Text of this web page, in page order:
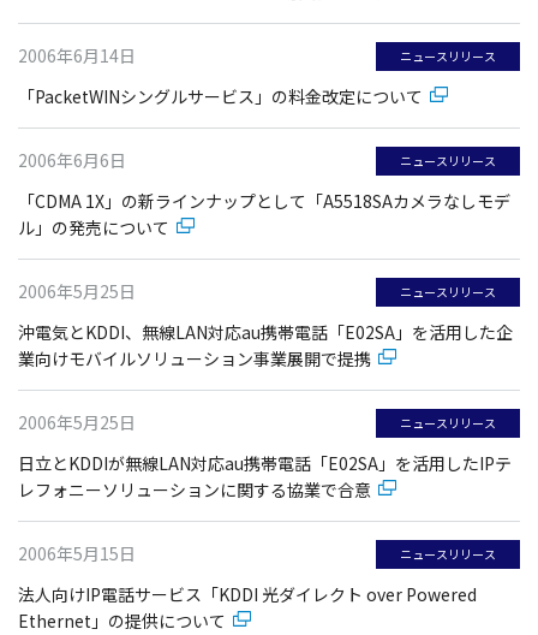
2006年6月14日 ニュースリリース
「PacketWINシングルサービス」の料金改定について
2006年6月6日 ニュースリリース
「CDMA 1X」の新ラインナップとして「A5518SAカメラなしモデ
ル」の発売について
2006年5月25日 ニュースリリース
沖電気とKDDI、無線LAN対応au携帯電話「E02SA」を活用した企
業向けモバイルソリューション事業展開で提携
2006年5月25日 ニュースリリース
日立とKDDIが無線LAN対応au携帯電話「E02SA」を活用したIPテ
レフォニーソリューションに関する協業で合意
2006年5月15日 ニュースリリース
法人向けIP電話サービス「KDDI 光ダイレクト over Powered
Ethernet」の提供について